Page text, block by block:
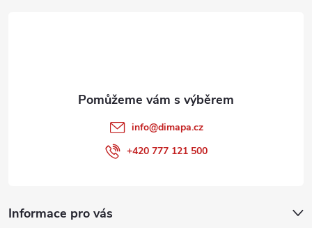
Informace pro vás
info@dimapa.cz
+420 777 121 500